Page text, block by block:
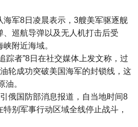
军8日凌晨表示，3艘美军驱逐舰
巡航导弹以及无人机打击后受
附近海域。
者”8日在社交媒体上发文称，过
轮成功突破美国海军的封锁线，这
油。
国防部消息报道，自当地时间8
别军事行动区域全线停止战斗，